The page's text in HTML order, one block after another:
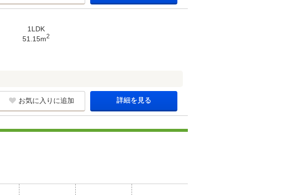
1LDK
51.15m2
お気に入りに追加 詳細を見る